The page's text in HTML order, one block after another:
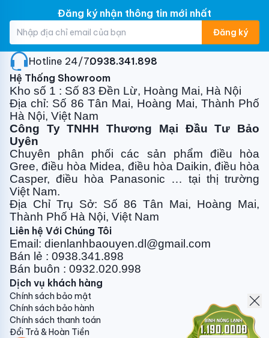
lên đến 60%
Điều hòa Panasonic 2 chiều 12000BTU XZ12BKH-8
được trang bị công nghệ biến tần inverter có khả
năng thay đổi tốc độ máy nén theo nhiệt độ phòng,
giúp tiết kiệm điện năng hiệu quả, duy trì nhiệt độ ổn
định và vận hành êm ái hơn, mang đến sự thoải mái
dễ chịu cho cho người dùng.
Nếu Bạn chưa tin rằng điều hòa inverter tiết kiệm
điện thì xem thêm bài viết sau:
Điều hòa Inverter là
gì ? Có thực sự tiết kiệm điện và bền không? Theo
đánh giá MỚI NHẤT từ Chuyên Gia
Ngăn ngừa COVID-19, diệt khuẩn & khử
mùi hiệu quả
Công nghệ Nanoe-G
Trước tình trạng ô nhiễm không khí gia tăng, ảnh
hưởng tới sức khỏe sinh hoạt của mỗi chúng ta. Vì thế
máy điều hòa Panasonic được trang bị
khí Nanoe-Gtiên tiến, hiện đại vượt trội hơn bất kỳ
hãng điều hòa nào khác đang được bán trên thị
trường.
Đăng ký nhận thông tin mới nhất
Đăng ký
Hotline 24/7:0938.341.898
Hệ Thống Showroom
Kho số 1 : Số 83 Đền Lừ, Hoàng Mai, Hà Nội
Địa chỉ: Số 86 Tân Mai, Hoàng Mai, Thành Phố
Hà Nội, Việt Nam
Công Ty TNHH Thương Mại Đầu Tư Bảo
Uyên
Chuyên phân phối các sản phẩm điều hòa
Gree, điều hòa Midea, điều hòa Daikin, điều hòa
Casper, điều hòa Panasonic … tại thị trường
Việt Nam.
Địa Chỉ Trụ Sở: Số 86 Tân Mai, Hoàng Mai,
Thành Phố Hà Nội, Việt Nam
Liên hệ Với Chúng Tôi
Email: dienlanhbaouyen.dl@gmail.com
Bán lẻ : 0938.341.898
Bán buôn : 0932.020.998
Dịch vụ khách hàng
Chính sách bảo mật
Chính sách bảo hành
Chính sách thanh toán
Đổi Trả & Hoàn Tiền